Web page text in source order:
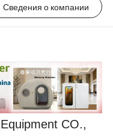
Сведения о компании
CO.,